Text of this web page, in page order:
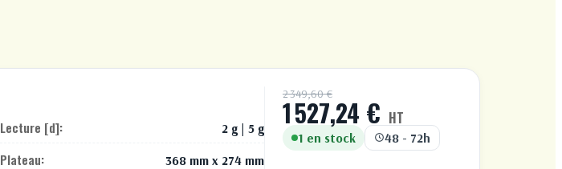
Lecture [d]: 2 g | 5 g
Plateau: 368 mm x 274 mm
1 527,24 € HT
2 349,60 €
1 en stock 48 - 72h